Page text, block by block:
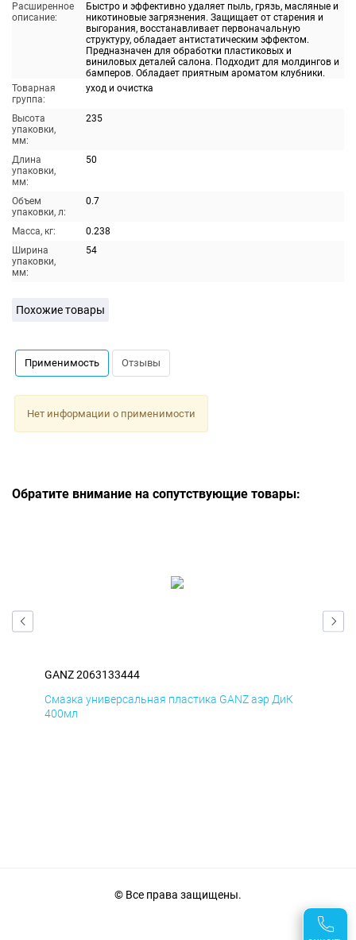
Расширенное
описание:
Быстро и эффективно удаляет пыль, грязь, масляные и
никотиновые загрязнения. Защищает от старения и
выгорания, восстанавливает первоначальную
структуру, обладает антистатическим эффектом.
Предназначен для обработки пластиковых и
виниловых деталей салона. Подходит для молдингов и
бамперов. Обладает приятным ароматом клубники.
Товарная
группа:
уход и очистка
Высота
упаковки,
мм:
235
Длина
упаковки,
мм:
50
Объем
упаковки, л:
0.7
Масса, кг:
0.238
Ширина
упаковки,
мм:
54
Похожие товары
Применимость Отзывы
Нет информации о применимости
Обратите внимание на сопутствующие товары:
GANZ 2063133444
Смазка универсальная пластика GANZ аэр ДиК
400мл
© Все права защищены.